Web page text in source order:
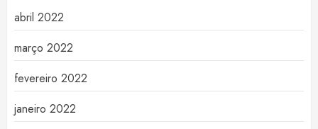
abril 2022
março 2022
fevereiro 2022
janeiro 2022